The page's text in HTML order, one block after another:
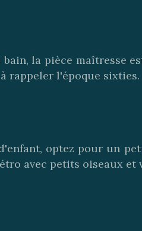
la pièce maîtresse
rappeler l'époque
optez pour un
avec petits oiseaux